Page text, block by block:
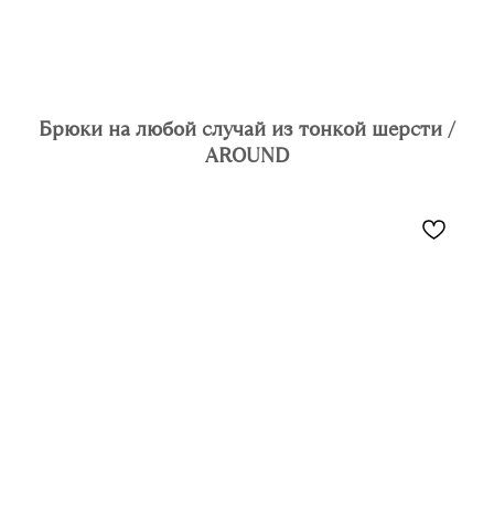
Брюки на любой случай из тонкой шерсти /
AROUND